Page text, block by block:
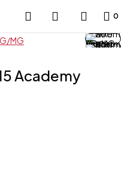
0
Academy